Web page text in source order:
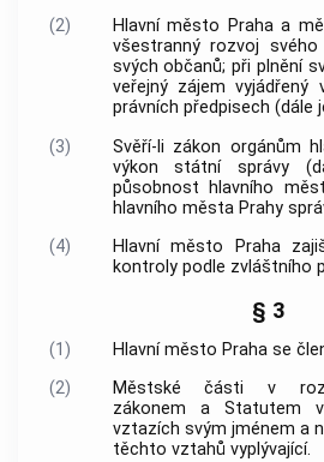
(2)
Hlavní město Prahaa
všestranný rozvoj
svých občanů; při plnění
veřejný zájem vyjádřený
právních předpisech (dále
(3)
Svěří-li zákon orgánům
výkon státní správy
působnost
hlavního
hlavního města Prahy
(4)
Hlavní město Praha
kontroly podle zvláštního
§ 3
(1) Hlavní město Prahase
(2)
Městské části v
zákonem a Statutem
vztazích svým jménem a
těchto vztahů vyplývající.